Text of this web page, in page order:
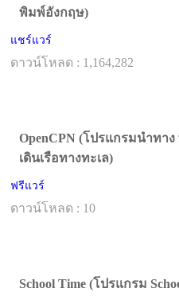
พิมพ์อังกฤษ)
แชร์แวร์
ดาวน์โหลด : 1,164,282
OpenCPN (โปรแกรมนำทา
เดินเรือทางทะเล)
ฟรีแวร์
ดาวน์โหลด : 10
School Time (โปรแกรม